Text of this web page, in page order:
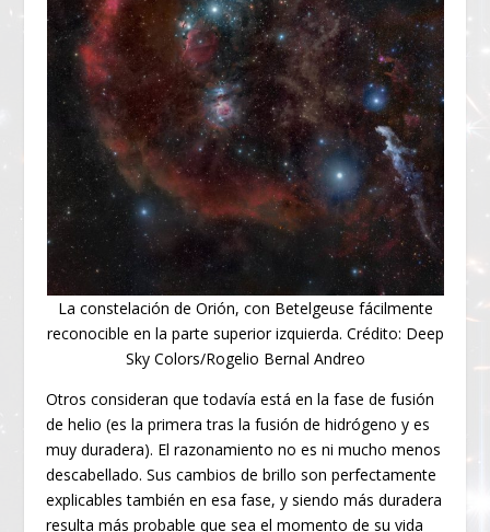
La constelación de Orión, con Betelgeuse fácilmente
reconocible en la parte superior izquierda. Crédito: Deep
Sky Colors/Rogelio Bernal Andreo
Otros consideran que todavía está en la fase de fusión
de helio (es la primera tras la fusión de hidrógeno y es
muy duradera). El razonamiento no es ni mucho menos
descabellado. Sus cambios de brillo son perfectamente
explicables también en esa fase, y siendo más duradera
resulta más probable que sea el momento de su vida